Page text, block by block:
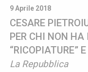
9 Aprile 2018
CESARE
PER CHI NON
“RICOPIATURE”
La Repubblica